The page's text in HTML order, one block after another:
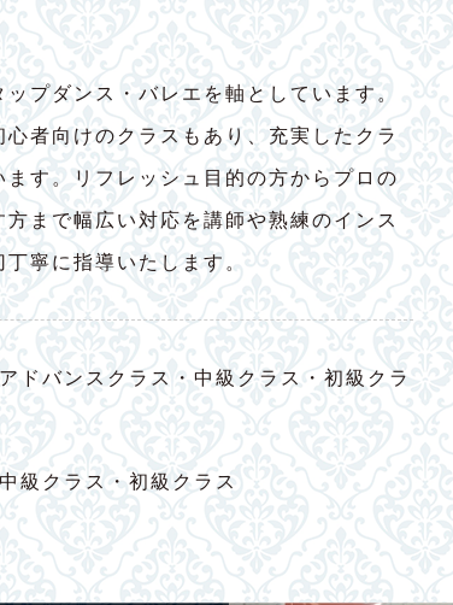
ップダンス・バレエを軸としています。
心者向けのクラスもあり、充実したクラ
ます。リフレッシュ目的の方からプロの
方まで幅広い対応を講師や熟練のインス
丁寧に指導いたします。
ドバンスクラス・中級クラス・初級クラ
級クラス・初級クラス